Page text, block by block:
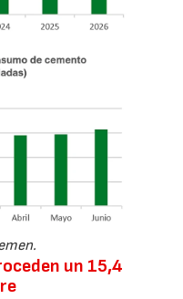
un 15,4